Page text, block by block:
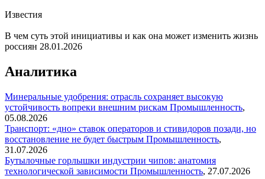
Известия
В чем суть этой инициативы и как она может изменить жизнь
россиян 28.01.2026
Аналитика
Минеральные удобрения: отрасль сохраняет высокую
устойчивость вопреки внешним рискам Промышленность,
05.08.2026
Транспорт: «дно» ставок операторов и стивидоров позади, но
восстановление не будет быстрым Промышленность,
31.07.2026
Бутылочные горлышки индустрии чипов: анатомия
технологической зависимости Промышленность, 27.07.2026